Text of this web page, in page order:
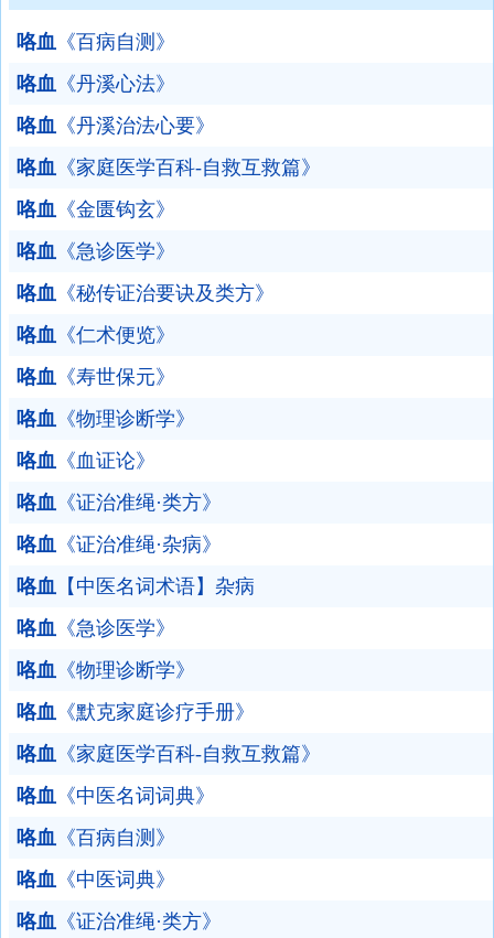
咯血 《百病自测》
咯血 《丹溪心法》
咯血 《丹溪治法心要》
咯血 《家庭医学百科-自救互救篇》
咯血 《金匮钩玄》
咯血 《急诊医学》
咯血 《秘传证治要诀及类方》
咯血 《仁术便览》
咯血 《寿世保元》
咯血 《物理诊断学》
咯血 《血证论》
咯血 《证治准绳·类方》
咯血 《证治准绳·杂病》
咯血 【中医名词术语】杂病
咯血 《急诊医学》
咯血 《物理诊断学》
咯血 《默克家庭诊疗手册》
咯血 《家庭医学百科-自救互救篇》
咯血 《中医名词词典》
咯血 《百病自测》
咯血 《中医词典》
咯血 《证治准绳·类方》